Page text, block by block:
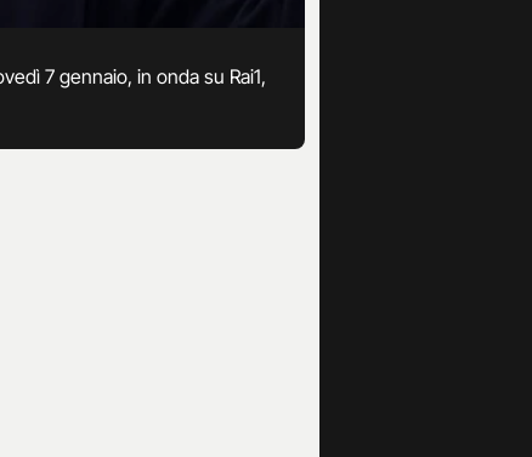
7 gennaio, in onda su Rai1,